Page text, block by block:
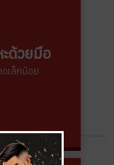
ะด้วยมือ
เล็กน้อย